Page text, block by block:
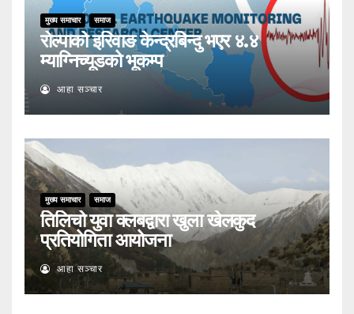
मुख्य समाचार समाज
रोल्पाको इरिवाङ केन्द्रबिन्दु भएर ४.४
म्याग्निच्यूडको भूकम्प
आहा सञ्चार
मुख्य समाचार समाज
तिलिचो युवा क्लबद्वारा खुला खेलकुद
प्रतियोगिता आयोजना
आहा सञ्चार